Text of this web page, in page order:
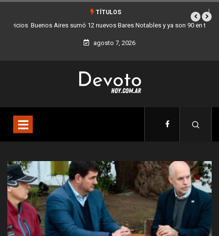
TÍTULOS
Buenos Aires sumó 12 nuevos Bares Notables y ya son 90 en toda la
Ciudad
agosto 7, 2026